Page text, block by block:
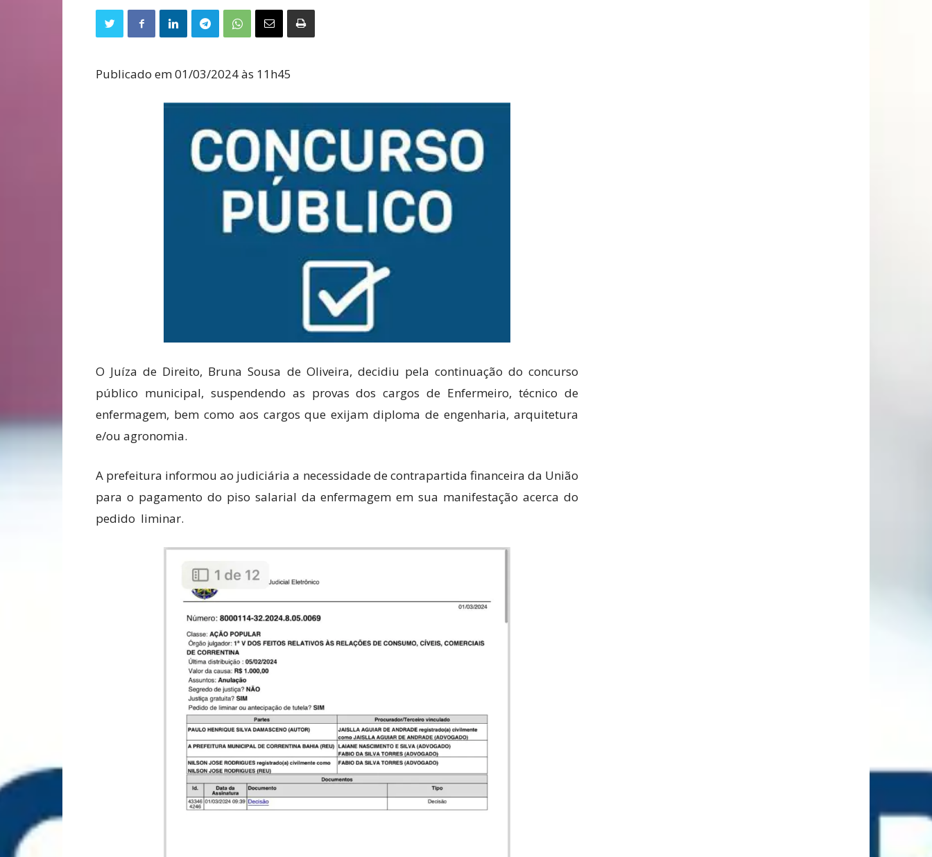
Publicado em 01/03/2024 às 11h45
O Juíza de Direito, Bruna Sousa de Oliveira, decidiu pela continuação do concurso
público municipal, suspendendo as provas dos cargos de Enfermeiro, técnico de
enfermagem, bem como aos cargos que exijam diploma de engenharia, arquitetura
e/ou agronomia.
A prefeitura informou ao judiciária a necessidade de contrapartida financeira da União
para o pagamento do piso salarial da enfermagem em sua manifestação acerca do
pedido liminar.